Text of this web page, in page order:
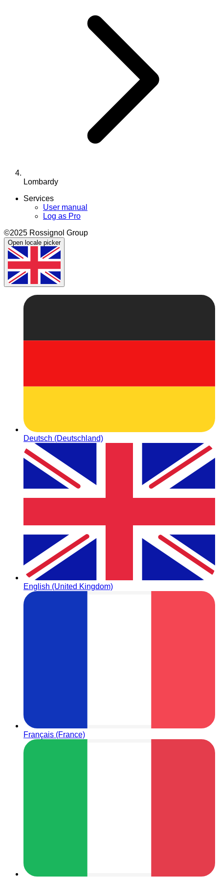
Lombardy
Services
User manual
Log as Pro
©2025 Rossignol Group
Open locale picker
Deutsch (Deutschland)
English (United Kingdom)
Français (France)